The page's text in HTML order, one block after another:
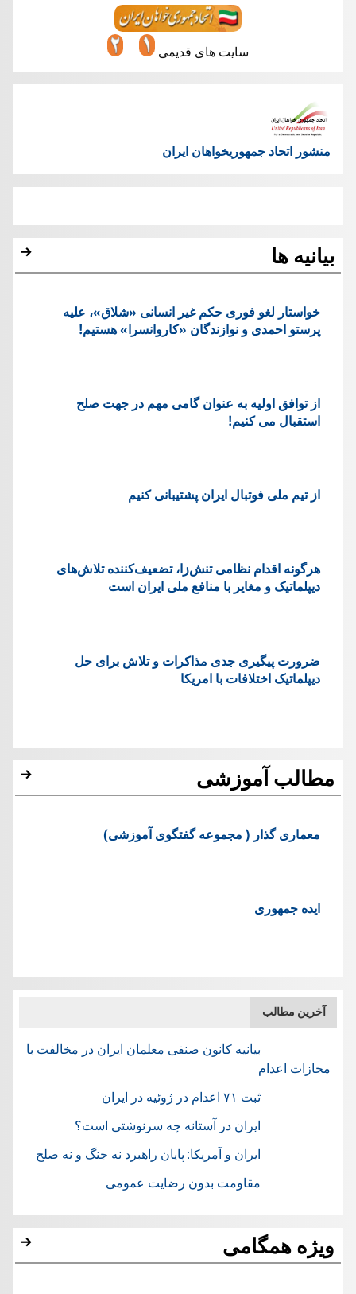
سایت های قدیمی
منشور اتحاد جمهوریخواهان ایران
بیانیه ها
خواستار لغو فوری حکم غیر انسانی «شلاق»، علیه
پرستو احمدی و نوازندگان «کاروانسرا» هستیم!
از توافق اولیه به عنوان گامی مهم در جهت صلح
استقبال می کنیم!
از تیم ملی فوتبال ایران پشتیبانی کنیم
هرگونه اقدام نظامی تنش‌زا، تضعیف‌کننده تلاش‌های
دیپلماتیک و مغایر با منافع ملی ایران است
ضرورت پیگیری جدی مذاکرات و تلاش برای حل
دیپلماتیک اختلافات با امریکا
مطالب آموزشی
معماری گذار ( مجموعه گفتگوی آموزشی)
ایده جمهوری
آخرین مطالب
بیانیه کانون صنفی معلمان ایران در مخالفت با
مجازات اعدام
ثبت ۷۱ اعدام در ژوئيه در ایران
ایران در آستانه چه سرنوشتی است؟
ایران و آمریکا: پایان راهبرد نه جنگ و نه صلح
مقاومت بدون رضایت عمومی
ویژه همگامی